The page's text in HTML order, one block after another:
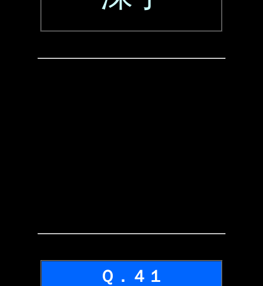
Ｑ．４１